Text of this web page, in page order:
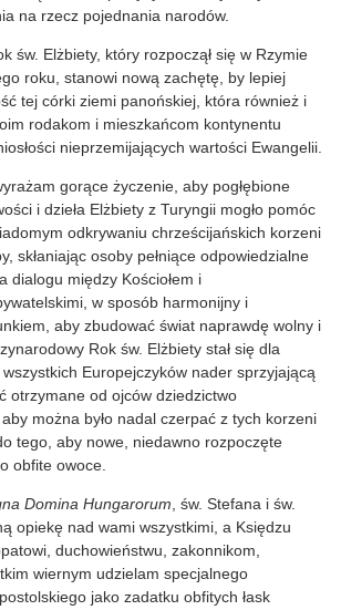
na rzecz pojednania narodów.
św. Elżbiety, który rozpoczął się w Rzymie
roku, stanowi nową zachętę, by lepiej
tej córki ziemi panońskiej, która również i
rodakom i mieszkańcom kontynentu
nieprzemijających wartości Ewangelii.
gorące życzenie, aby pogłębione
i dzieła Elżbiety z Turyngii mogło pomóc
odkrywaniu chrześcijańskich korzeni
skłaniając osoby pełniące odpowiedzialne
dialogu między Kościołem i
w sposób harmonijny i
aby zbudować świat naprawdę wolny i
Rok św. Elżbiety stał się dla
Europejczyków nader sprzyjającą
otrzymane od ojców dziedzictwo
można było nadal czerpać z tych korzeni
tego, aby nowe, niedawno rozpoczęte
obfite owoce.
Domina Hungarorum , św. Stefana i św.
opiekę nad wami wszystkimi, a Księdzu
duchowieństwu, zakonnikom,
wiernym udzielam specjalnego
jako zadatku obfitych łask